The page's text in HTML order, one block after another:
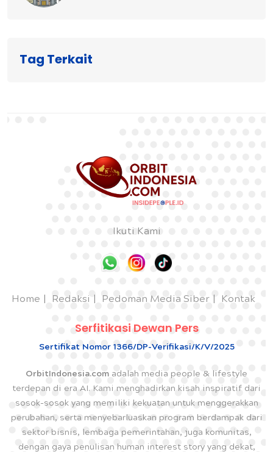
Tag Terkait
Ikuti Kami
Home Redaksi Pedoman Media Siber Kontak
Serfitikasi Dewan Pers
Sertifikat Nomor 1366/DP-Verifikasi/K/V/2025
OrbitIndonesia.com adalah media people & lifestyle
terdepan di era AI. Kami menghadirkan kisah inspiratif dari
sosok-sosok yang memiliki kekuatan untuk menggerakkan
perubahan, serta menyebarluaskan program berdampak dari
sektor bisnis, lembaga pemerintahan, juga komunitas,
dengan gaya penulisan human interest story yang dekat,